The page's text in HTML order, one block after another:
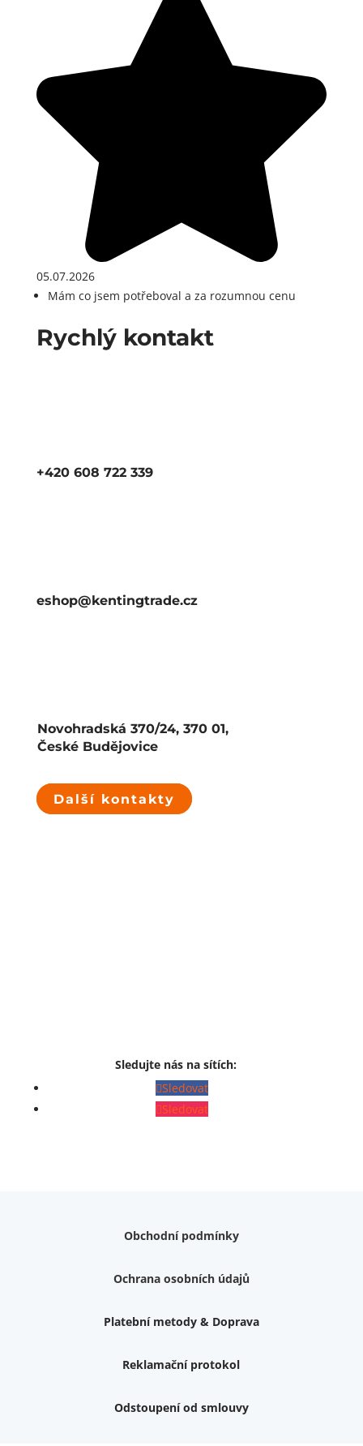
05.07.2026
Mám co jsem potřeboval a za rozumnou cenu
Rychlý kontakt
+420 608 722 339
eshop@kentingtrade.cz
Novohradská 370/24, 370 01,
České Budějovice
Další kontakty
Sledujte nás na sítích:
Sledovat
Sledovat
Obchodní podmínky
Ochrana osobních údajů
Platební metody & Doprava
Reklamační protokol
Odstoupení od smlouvy